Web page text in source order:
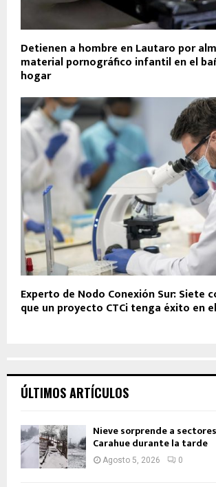
Detienen a hombre en Lautaro por
material pornográfico infantil en el
hogar
Experto de Nodo Conexión Sur: Siete
que un proyecto CTCi tenga éxito en
ÚLTIMOS ARTÍCULOS
Nieve sorprende a
Carahue durante la tarde
Agosto 5, 2026 0